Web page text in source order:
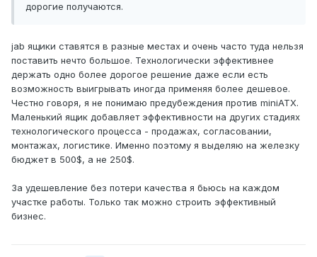
дорогие получаются.
jab ящики ставятся в разные местах и очень часто туда нельзя
поставить нечто большое. Технологически эффективнее
держать одно более дорогое решение даже если есть
возможность выигрывать иногда применяя более дешевое.
Честно говоря, я не понимаю предубеждения против miniATX.
Маленький ящик добавляет эффективности на других стадиях
технологического процесса - продажах, согласовании,
монтажах, логистике. Именно поэтому я выделяю на железку
бюджет в 500$, а не 250$.
За удешевление без потери качества я бьюсь на каждом
участке работы. Только так можно строить эффективный
бизнес.